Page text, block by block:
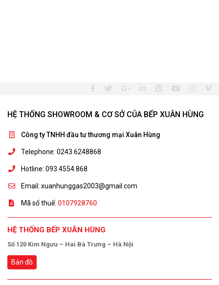
HỆ THỐNG SHOWROOM & CƠ SỞ CỦA BẾP XUÂN HÙNG
Công ty TNHH đầu tư thương mại Xuân Hùng
Telephone: 0243 6248868
Hotline: 093 4554 868
Email: xuanhunggas2003@gmail.com
Mã số thuế: 0107928760
HỆ THỐNG BẾP XUÂN HÙNG
Số 120 Kim Ngưu – Hai Bà Trưng – Hà Nội
Bản đồ